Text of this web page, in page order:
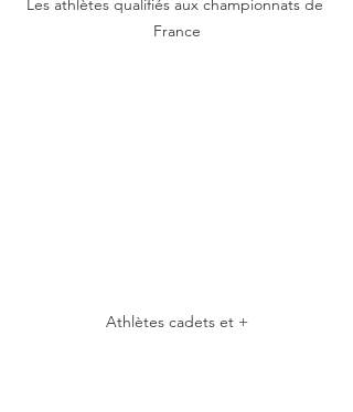
Les athlètes qualifiés aux championnats de
France
Athlètes cadets et +